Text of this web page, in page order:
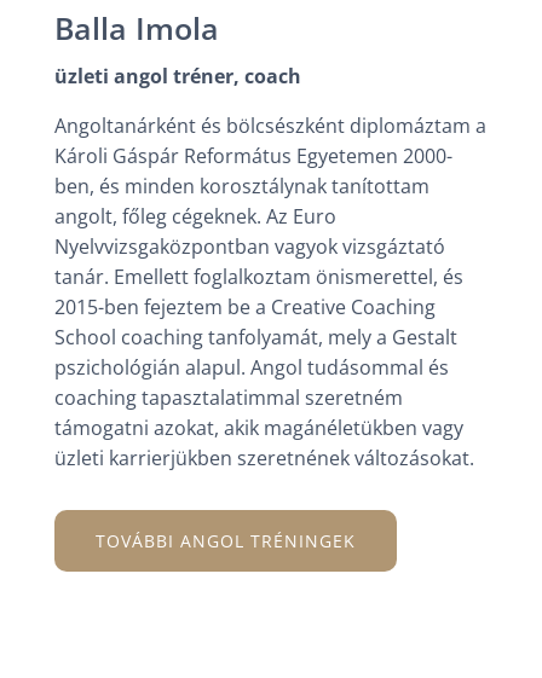
Balla Imola
üzleti angol tréner, coach
Angoltanárként és bölcsészként diplomáztam a
Károli Gáspár Református Egyetemen 2000-
ben, és minden korosztálynak tanítottam
angolt, főleg cégeknek. Az Euro
Nyelvvizsgaközpontban vagyok vizsgáztató
tanár. Emellett foglalkoztam önismerettel, és
2015-ben fejeztem be a Creative Coaching
School coaching tanfolyamát, mely a Gestalt
pszichológián alapul. Angol tudásommal és
coaching tapasztalatimmal szeretném
támogatni azokat, akik magánéletükben vagy
üzleti karrierjükben szeretnének változásokat.
TOVÁBBI ANGOL TRÉNINGEK